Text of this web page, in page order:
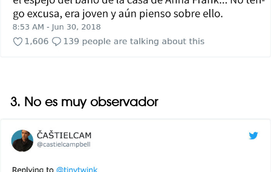
3. No es muy observador